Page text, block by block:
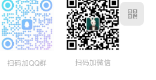
扫码加QQ群 扫码加微信